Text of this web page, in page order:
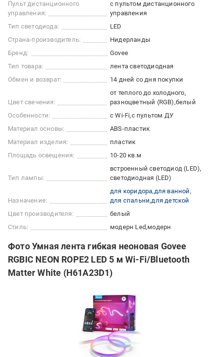
Пульт дистанционного
управления:
с пультом дистанционного
управления
Тип светодиода:
LED
Страна-производитель:
Нидерланды
Бренд:
Govee
Тип товара:
лента светодиодная
Обмен и возврат:
14 дней со дня покупки
Цвет свечения:
от теплого до холодного
разноцветный (RGB) белый
Особенности:
с Wi-Fi с пультом ДУ
Материал основы:
ABS-пластик
Материал изделия:
пластик
Площадь освещения:
10-20 кв.м
Тип лампы:
встроенный светодиод (LED)
светодиодная (LED)
Назначение:
для коридора для ванной
для спальни для детской
Цвет производителя:
белый
Стиль:
модерн Led модерн
Фото Умная лента гибкая неоновая Govee
RGBIC NEON ROPE2 LED 5 м Wi-Fi/Bluetooth
Matter White (H61A23D1)